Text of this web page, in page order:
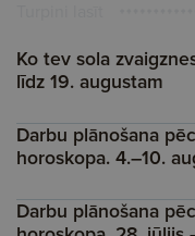
Ko tev sola
līdz 19. augustam
Darbu plānošana
horoskopa. 4.–10.
Darbu plānošana